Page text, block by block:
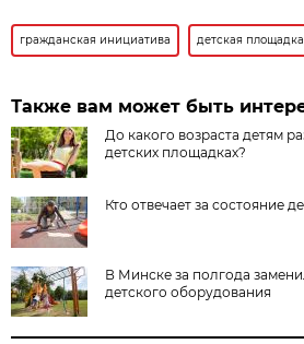
гражданская инициатива детская площадка
Также вам может быть
До какого возраста детям
детских площадках?
Кто отвечает за состояние
В Минске за полгода
детского оборудования